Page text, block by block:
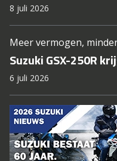
8 juli 2026
Meer vermogen,
Suzuki GSX-250R
6 juli 2026